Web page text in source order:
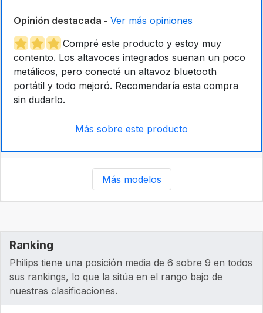
Opinión destacada - Ver más opiniones
Compré este producto y estoy muy
contento. Los altavoces integrados suenan un poco
metálicos, pero conecté un altavoz bluetooth
portátil y todo mejoró. Recomendaría esta compra
sin dudarlo.
Más sobre este producto
Más modelos
Ranking
Philips tiene una posición media de 6 sobre 9 en todos
sus rankings, lo que la sitúa en el rango bajo de
nuestras clasificaciones.